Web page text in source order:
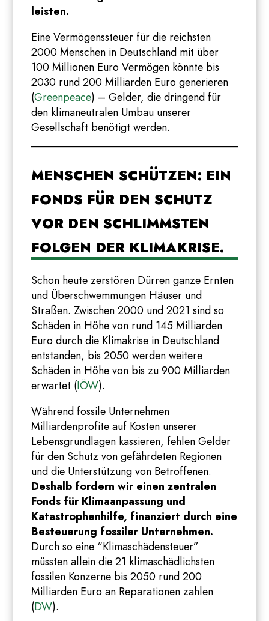
leisten.
Eine Vermögenssteuer für die reichsten
2000 Menschen in Deutschland mit über
100 Millionen Euro Vermögen könnte bis
2030 rund 200 Milliarden Euro generieren
(Greenpeace) – Gelder, die dringend für
den klimaneutralen Umbau unserer
Gesellschaft benötigt werden.
MENSCHEN SCHÜTZEN: EIN
FONDS FÜR DEN SCHUTZ
VOR DEN SCHLIMMSTEN
FOLGEN DER KLIMAKRISE.
Schon heute zerstören Dürren ganze Ernten
und Überschwemmungen Häuser und
Straßen. Zwischen 2000 und 2021 sind so
Schäden in Höhe von rund 145 Milliarden
Euro durch die Klimakrise in Deutschland
entstanden, bis 2050 werden weitere
Schäden in Höhe von bis zu 900 Milliarden
erwartet (IÖW).
Während fossile Unternehmen
Milliardenprofite auf Kosten unserer
Lebensgrundlagen kassieren, fehlen Gelder
für den Schutz von gefährdeten Regionen
und die Unterstützung von Betroffenen.
Deshalb fordern wir einen zentralen
Fonds für Klimaanpassung und
Katastrophenhilfe, finanziert durch eine
Besteuerung fossiler Unternehmen.
Durch so eine “Klimaschädensteuer”
müssten allein die 21 klimaschädlichsten
fossilen Konzerne bis 2050 rund 200
Milliarden Euro an Reparationen zahlen
(DW).